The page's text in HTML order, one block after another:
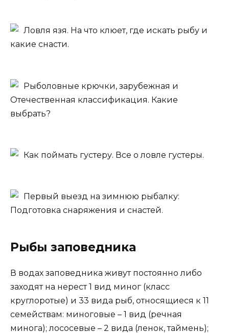
Ловля язя. На что клюет, где искать рыбу и
какие снасти.
Рыболовные крючки, зарубежная и
Отечественная классификация. Какие
выбрать?
Как поймать густеру. Все о ловле густеры.
Первый выезд на зимнюю рыбалку:
Подготовка снаряжения и снастей.
Рыбы заповедника
В водах заповедника живут постоянно либо
заходят на нерест 1 вид миног (класс
круглоротые) и 33 вида рыб, относящиеся к 11
семействам: миноговые – 1 вид (речная
минога); лососевые – 2 вида (ленок, таймень);